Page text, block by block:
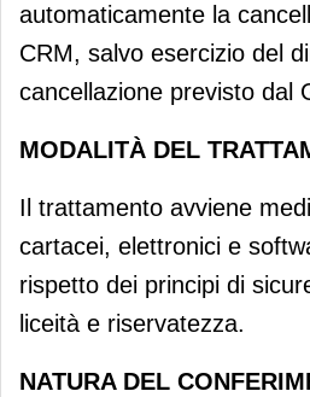
automaticamente la
CRM, salvo esercizio del
cancellazione previsto dal
MODALITÀ DEL
Il trattamento avviene
cartacei, elettronici e
rispetto dei principi di
liceità e riservatezza.
NATURA DEL